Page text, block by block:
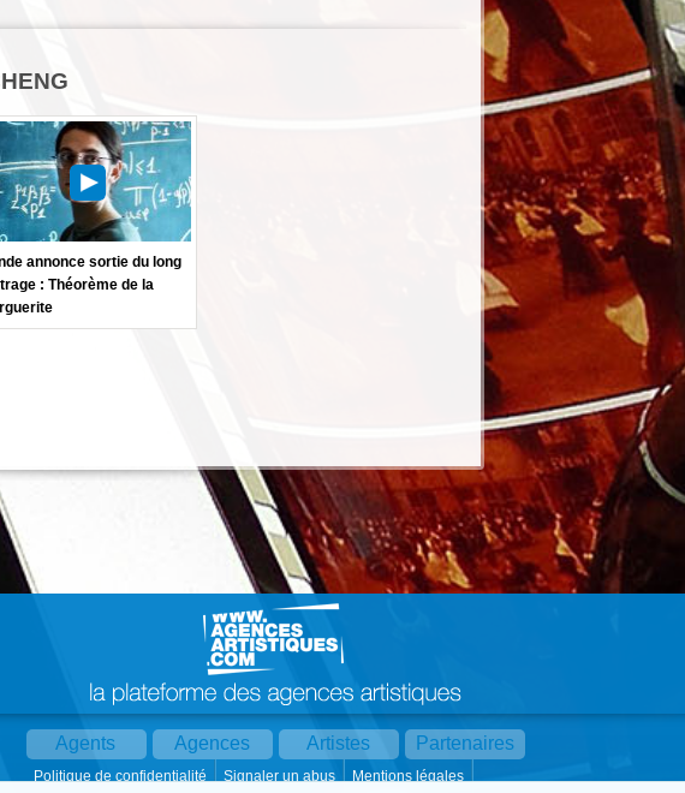
annonce sortie du long
: Théorème de la
Agents Agences Artistes Partenaires
Politique de confidentialité Signaler un abus Mentions légales